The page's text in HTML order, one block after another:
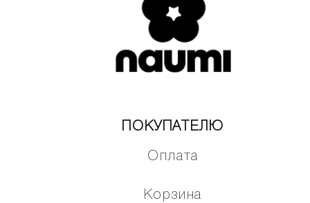
ПОКУПАТЕЛЮ
Оплата
Корзина